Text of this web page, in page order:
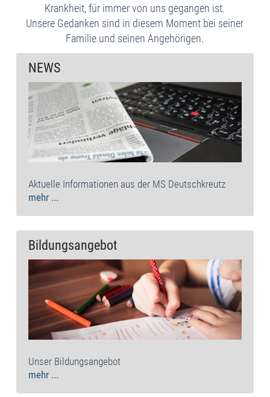
Krankheit, für immer von uns gegangen ist.
Unsere Gedanken sind in diesem Moment bei seiner
Familie und seinen Angehörigen.
NEWS
Aktuelle Informationen aus der MS Deutschkreutz
mehr ...
Bildungsangebot
Unser Bildungsangebot
mehr ...